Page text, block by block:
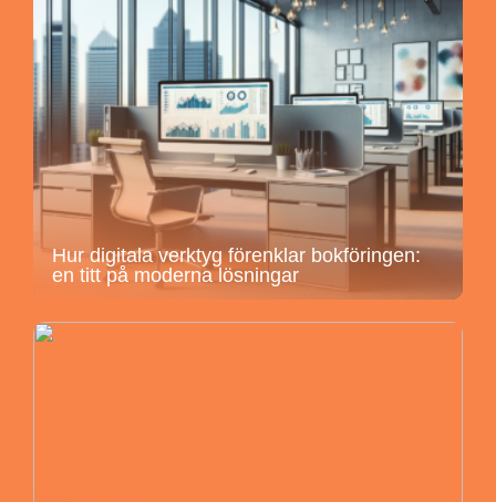
Hur digitala verktyg förenklar bokföringen:
en titt på moderna lösningar